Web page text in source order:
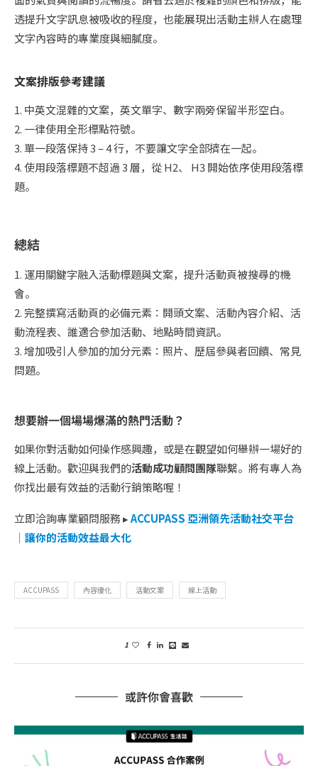
透提升文字訊息被吸收的程度，也能展現出活動主辦人在處理
文字內容時的專業度與細膩度。
文案排版參考建議
1. 中英文混雜的文案，英文單字、數字兩旁保留半形空白。
2. 一律使用全形標點符號。
3. 單一段落保持 3 – 4 行，不要讓文字全部擠在一起。
4. 使用段落標題不超過 3 層，從 H2、 H3 開始依序使用段落標
題。
總結
1. 運用關鍵字融入活動標題與文案，提升活動頁被搜尋的機
會。
2. 完整撰寫活動頁的必備元素：開頭文案、活動內容介紹、活
動流程表、誰適合參加活動、地點時間資訊。
3. 增加吸引人參加的加分元素：照片、歷屆參與者回饋、常見
問題。
想要辦一個場場爆滿的熱門活動？
如果你對活動如何操作感興趣，或是在觀望如何舉辦一場好的
線上活動。歡迎與我們的活動成功顧問團隊聯繫。將有專人為
你找出最有效益的活動行銷策略喔！
立即洽詢專業顧問服務 ▸ACCUPASS 亞洲領先活動社交平台
｜讓你的活動效益最大化
ACCUPASS 內容優化 活動文案 線上活動
1
或許你會喜歡